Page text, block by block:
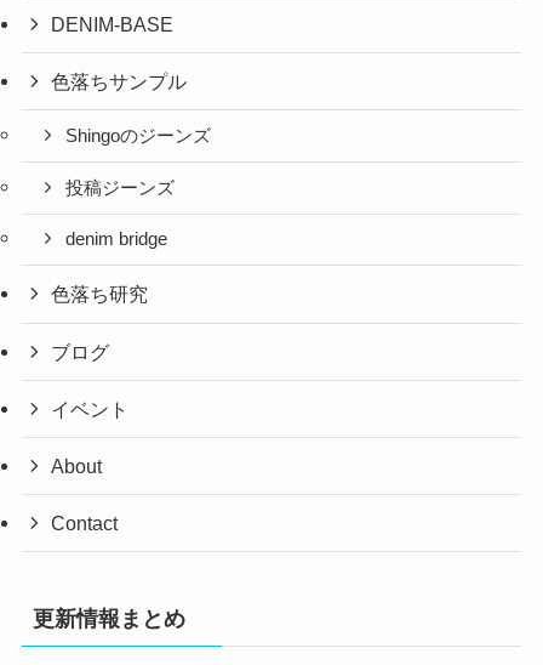
DENIM-BASE
色落ちサンプル
Shingoのジーンズ
投稿ジーンズ
denim bridge
色落ち研究
ブログ
イベント
About
Contact
更新情報まとめ